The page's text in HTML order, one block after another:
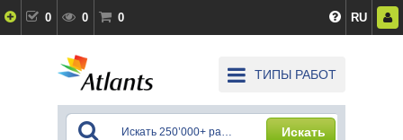
0 0 0 RU
ТИПЫ РАБОТ
Искать